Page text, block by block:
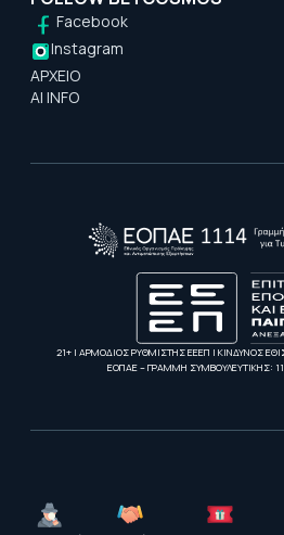
Facebook
Instagram
ΑΡΧΕΙΟ
AI INFO
21+ | ΑΡΜΟΔΙΟΣ ΡΥΘΜΙΣΤΗΣ ΕΕΕΠ | ΚΙΝΔΥΝΟΣ
ΕΟΠΑΕ – ΓΡΑΜΜΗ ΣΥΜΒΟΥΛΕΥΤΙΚΗΣ: